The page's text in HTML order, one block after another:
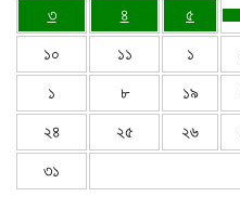
৩ ৪ ৫
১০ ১১ ১
১ ৮ ১৯
২৪ ২৫ ২৬
৩১